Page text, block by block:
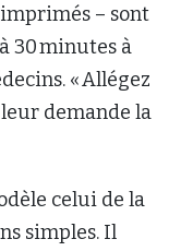
– sont
30 minutes à
« Allégez
demande la
celui de la
simples. Il